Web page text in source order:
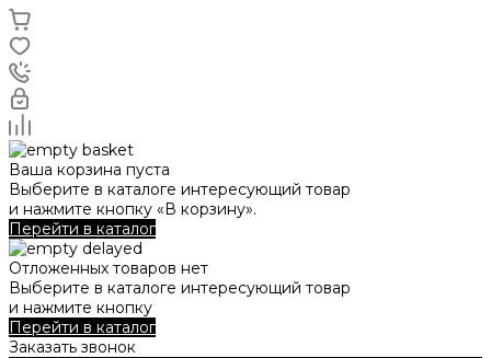
Ваша корзина пуста
Выберите в каталоге интересующий товар
и нажмите кнопку «В корзину».
Перейти в каталог
Отложенных товаров нет
Выберите в каталоге интересующий товар
и нажмите кнопку
Перейти в каталог
Заказать звонок